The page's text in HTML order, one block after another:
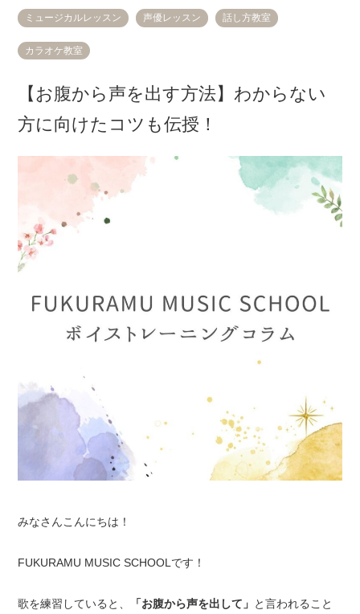
ミュージカルレッスン 声優レッスン 話し方教室
カラオケ教室
【お腹から声を出す方法】わからない
方に向けたコツも伝授！
みなさんこんにちは！
FUKURAMU MUSIC SCHOOLです！
歌を練習していると、 「お腹から声を出して」 と言われること